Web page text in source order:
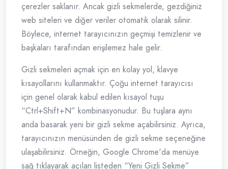
çerezler saklanır. Ancak gizli sekmelerde, gezdiğiniz
web siteleri ve diğer veriler otomatik olarak silinir.
Böylece, internet tarayıcınızın geçmişi temizlenir ve
başkaları tarafından erişilemez hale gelir.
Gizli sekmeleri açmak için en kolay yol, klavye
kısayollarını kullanmaktır. Çoğu internet tarayıcısı
için genel olarak kabul edilen kısayol tuşu
“Ctrl+Shift+N” kombinasyonudur. Bu tuşlara aynı
anda basarak yeni bir gizli sekme açabilirsiniz. Ayrıca,
tarayıcınızın menüsünden de gizli sekme seçeneğine
ulaşabilirsiniz. Örneğin, Google Chrome'da menüye
sağ tıklayarak açılan listeden “Yeni Gizli Sekme”